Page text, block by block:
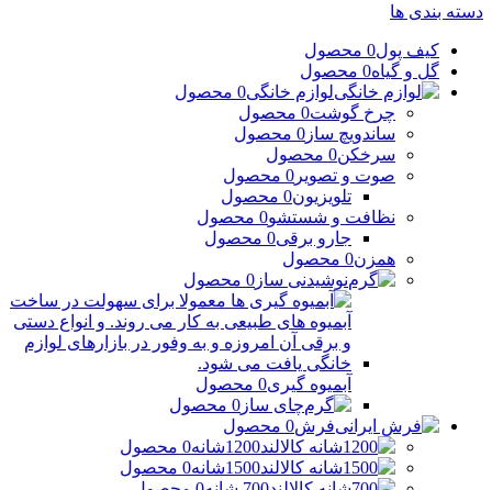
دسته بندی ها
کیف پول0 محصول
گل و گیاه0 محصول
لوازم خانگی0 محصول
چرخ گوشت0 محصول
ساندویچ ساز 0 محصول
سرخکن0 محصول
صوت و تصویر 0 محصول
تلویزیون0 محصول
نظافت و شستشو0 محصول
جارو برقی0 محصول
همزن0 محصول
نوشیدنی ساز 0 محصول
آبمیوه گیری0 محصول
چای ساز 0 محصول
فرش0 محصول
1200شانه
0 محصول
1500شانه
0 محصول